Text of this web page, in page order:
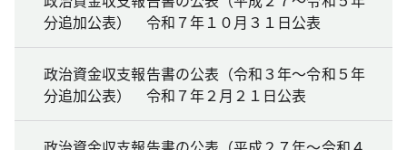
分追加公表） 令和７年１０月３１日公表
政治資金収支報告書の公表（令和３年～令和５年
分追加公表） 令和７年２月２１日公表